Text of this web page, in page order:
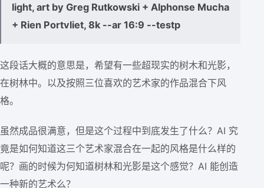
light, art by Greg Rutkowski + Alphonse Mucha
+ Rien Portvliet, 8k --ar 16:9 --testp
这段话大概的意思是，希望有一些超现实的树木和光影，
在树林中。以及按照三位喜欢的艺术家的作品混合下风
格。
虽然成品很满意，但是这个过程中到底发生了什么？AI 究
竟是如何知道这三个艺术家混合在一起的风格是什么样的
呢？画的时候为何知道树林和光影是这个感觉？AI 能创造
一种新的艺术么？